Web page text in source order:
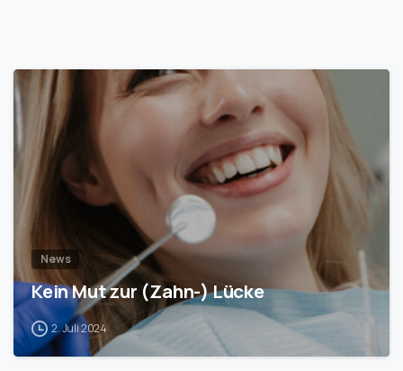
News
Kein Mut zur (Zahn-) Lücke
2. Juli 2024